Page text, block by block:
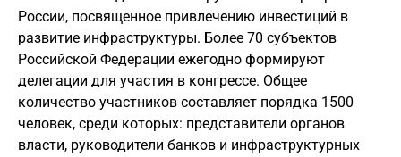
России, посвященное привлечению инвестиций в
развитие инфраструктуры. Более 70 субъектов
Российской Федерации ежегодно формируют
делегации для участия в конгрессе. Общее
количество участников составляет порядка 1500
человек, среди которых: представители органов
власти, руководители банков и инфраструктурных